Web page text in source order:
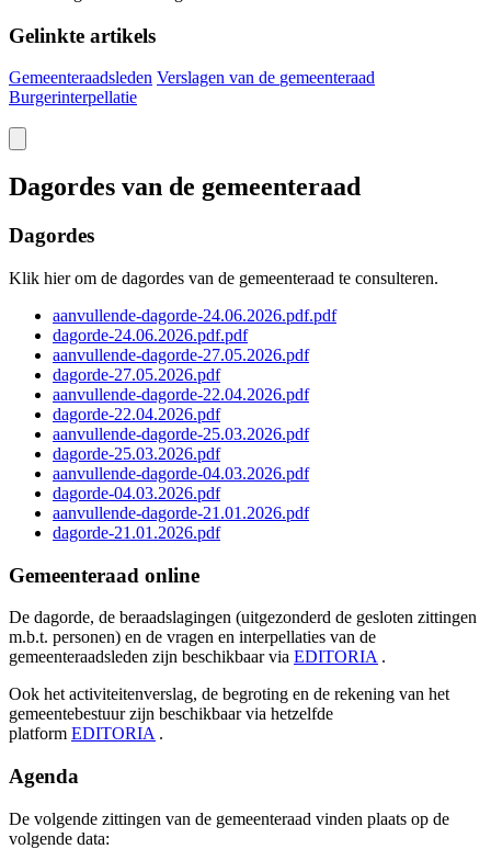
Gelinkte artikels
Gemeenteraadsleden Verslagen van de gemeenteraad
Burgerinterpellatie
Dagordes van de gemeenteraad
Dagordes
Klik hier om de dagordes van de gemeenteraad te consulteren.
aanvullende-dagorde-24.06.2026.pdf.pdf
dagorde-24.06.2026.pdf.pdf
aanvullende-dagorde-27.05.2026.pdf
dagorde-27.05.2026.pdf
aanvullende-dagorde-22.04.2026.pdf
dagorde-22.04.2026.pdf
aanvullende-dagorde-25.03.2026.pdf
dagorde-25.03.2026.pdf
aanvullende-dagorde-04.03.2026.pdf
dagorde-04.03.2026.pdf
aanvullende-dagorde-21.01.2026.pdf
dagorde-21.01.2026.pdf
Gemeenteraad online
De dagorde, de beraadslagingen (uitgezonderd de gesloten zittingen
m.b.t. personen) en de vragen en interpellaties van de
gemeenteraadsleden zijn beschikbaar via EDITORIA .
Ook het activiteitenverslag, de begroting en de rekening van het
gemeentebestuur zijn beschikbaar via hetzelfde
platform EDITORIA .
Agenda
De volgende zittingen van de gemeenteraad vinden plaats op de
volgende data: